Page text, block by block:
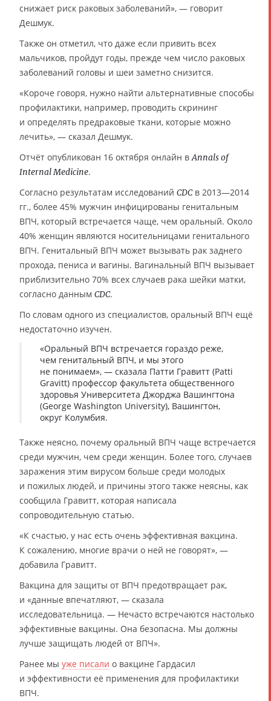
снижает риск раковых заболеваний», — говорит
Дешмук.
Также он отметил, что даже если привить всех
мальчиков, пройдут годы, прежде чем число раковых
заболеваний головы и шеи заметно снизится.
«Короче говоря, нужно найти альтернативные способы
профилактики, например, проводить скрининг
и определять предраковые ткани, которые можно
лечить», — сказал Дешмук.
Отчёт опубликован 16 октября онлайн вAnnals of
Internal Medicine.
Согласно результатам исследований CDCв 2013—2014
гг., более 45% мужчин инфицированы генитальным
ВПЧ, который встречается чаще, чем оральный. Около
40% женщин являются носительницами генитального
ВПЧ. Генитальный ВПЧ может вызывать рак заднего
прохода, пениса и вагины. Вагинальный ВПЧ вызывает
приблизительно 70% всех случаев рака шейки матки,
согласно данным CDC.
По словам одного из специалистов, оральный ВПЧ ещё
недостаточно изучен.
«Оральный ВПЧ встречается гораздо реже,
чем генитальный ВПЧ, и мы этого
не понимаем», — сказала Патти Гравитт (Patti
Gravitt) профессор факультета общественного
здоровья Университета Джорджа Вашингтона
(George Washington University), Вашингтон,
округ Колумбия.
Также неясно, почему оральный ВПЧ чаще встречается
среди мужчин, чем среди женщин. Более того, случаев
заражения этим вирусом больше среди молодых
и пожилых людей, и причины этого также неясны, как
сообщила Гравитт, которая написала
сопроводительную статью.
«К счастью, у нас есть очень эффективная вакцина.
К сожалению, многие врачи о ней не говорят», —
добавила Гравитт.
Вакцина для защиты от ВПЧ предотвращает рак,
и «данные впечатляют, — сказала
исследовательница. — Нечасто встречаются настолько
эффективные вакцины. Она безопасна. Мы должны
лучше защищать людей от ВПЧ».
Ранее мы уже писали о вакцине Гардасил
и эффективности её применения для профилактики
ВПЧ.